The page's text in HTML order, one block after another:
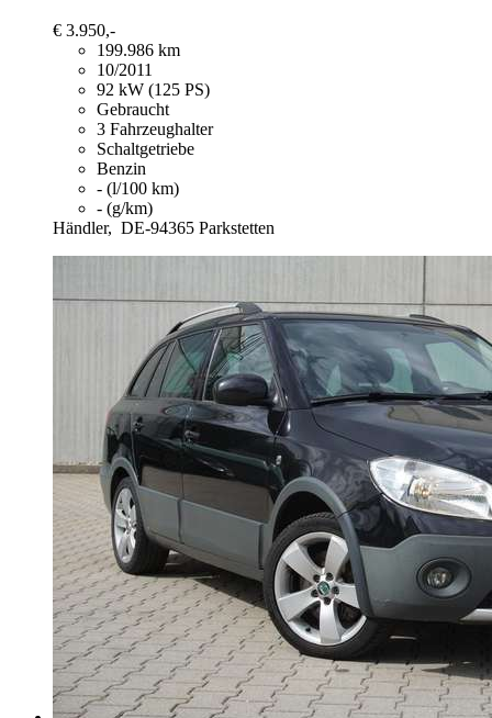
€ 3.950,-
199.986 km
10/2011
92 kW (125 PS)
Gebraucht
3 Fahrzeughalter
Schaltgetriebe
Benzin
- (l/100 km)
- (g/km)
Händler, DE-94365 Parkstetten